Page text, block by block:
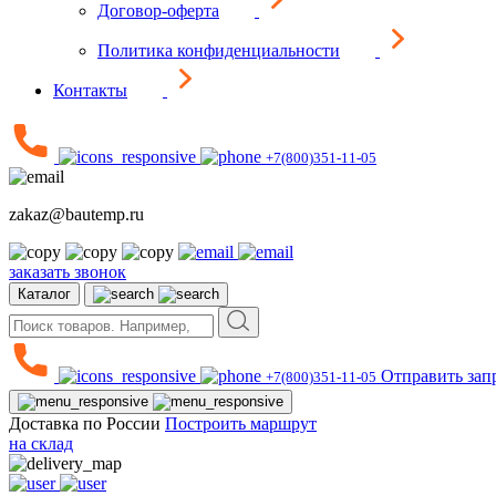
Договор-оферта
Политика конфиденциальности
Контакты
+7(800)351-11-05
zakaz@bautemp.ru
заказать звонок
Каталог
+7(800)351-11-05 Отправить
Доставка по России Построить маршрут
на склад